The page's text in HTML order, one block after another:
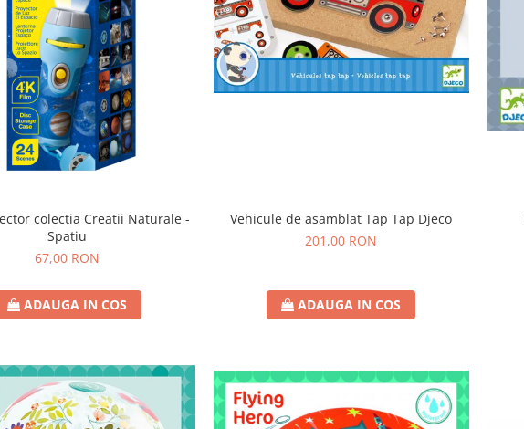
colectia Creatii Naturale -
Spatiu
67,00 RON
ADAUGA IN COS
Vehicule de asamblat Tap Tap Djeco
201,00 RON
ADAUGA IN COS